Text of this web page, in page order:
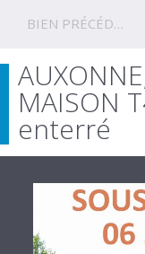
BIEN PRÉCÉDENT
MAISON
enterré